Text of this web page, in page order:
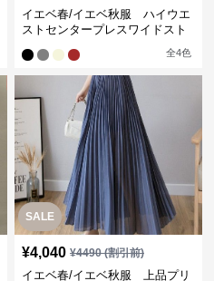
イエベ春/イエベ秋服 ハイウエ
ストセンタープレスワイドスト
全4色
SALE
¥4,040 ¥4490(割引前)
イエベ春/イエベ秋服 上品プリ